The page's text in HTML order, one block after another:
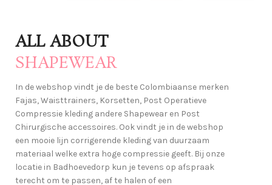
Post
Chirurgische
Accessories
voor spoedig herstel
Lees verder
ALL ABOUT
SHAPEWEAR
In de webshop vindt je de beste Colombiaanse merken
Fajas, Waisttrainers, Korsetten, Post Operatieve
Compressie kleding andere Shapewear en Post
Chirurgische accessoires. Ook vindt je in de webshop
een mooie lijn corrigerende kleding van duurzaam
materiaal welke extra hoge compressie geeft. Bij onze
locatie in Badhoevedorp kun je tevens op afspraak
terecht om te passen, af te halen of een